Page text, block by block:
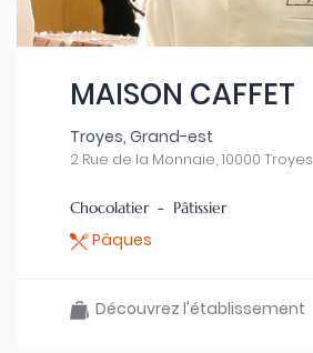
MAISON CAFFET
Troyes, Grand-est
2 Rue de la Monnaie, 10000 Troyes
Chocolatier - Pâtissier
Pâques
Découvrez l'établissement